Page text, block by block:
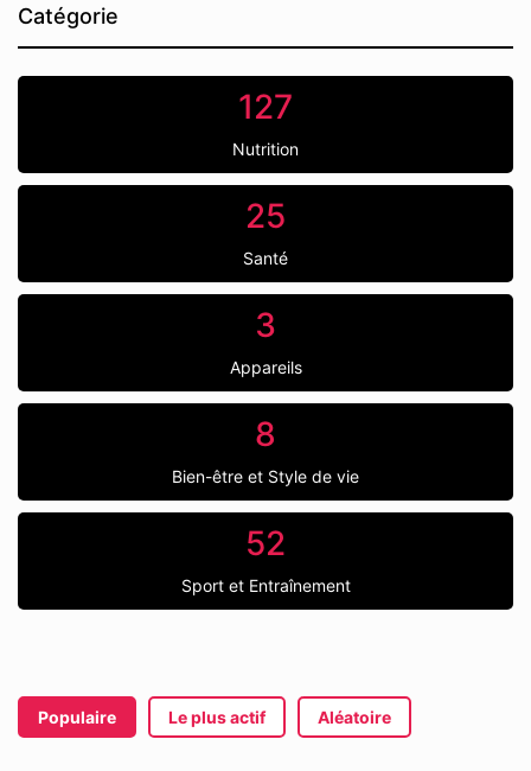
Catégorie
127
Nutrition
25
Santé
3
Appareils
8
Bien-être et Style de vie
52
Sport et Entraînement
Populaire Le plus actif Aléatoire